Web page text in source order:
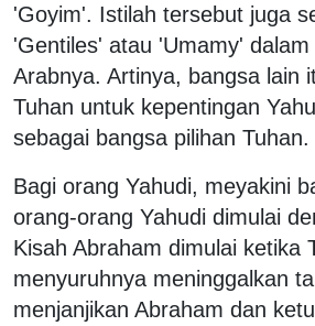
'Goyim'. Istilah tersebut juga
'Gentiles' atau 'Umamy' dalam
Arabnya. Artinya, bangsa lain
Tuhan untuk kepentingan
sebagai bangsa pilihan Tuhan.
Bagi orang Yahudi, meyakini
orang-orang Yahudi dimulai
Kisah Abraham dimulai ketika
menyuruhnya meninggalkan
menjanjikan Abraham dan